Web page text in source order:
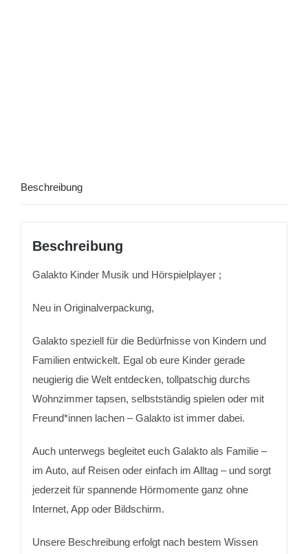
Beschreibung
Beschreibung
Galakto Kinder Musik und Hörspielplayer ;
Neu in Originalverpackung,
Galakto speziell für die Bedürfnisse von Kindern und
Familien entwickelt. Egal ob eure Kinder gerade
neugierig die Welt entdecken, tollpatschig durchs
Wohnzimmer tapsen, selbstständig spielen oder mit
Freund*innen lachen – Galakto ist immer dabei.
Auch unterwegs begleitet euch Galakto als Familie –
im Auto, auf Reisen oder einfach im Alltag – und sorgt
jederzeit für spannende Hörmomente ganz ohne
Internet, App oder Bildschirm.
Unsere Beschreibung erfolgt nach bestem Wissen